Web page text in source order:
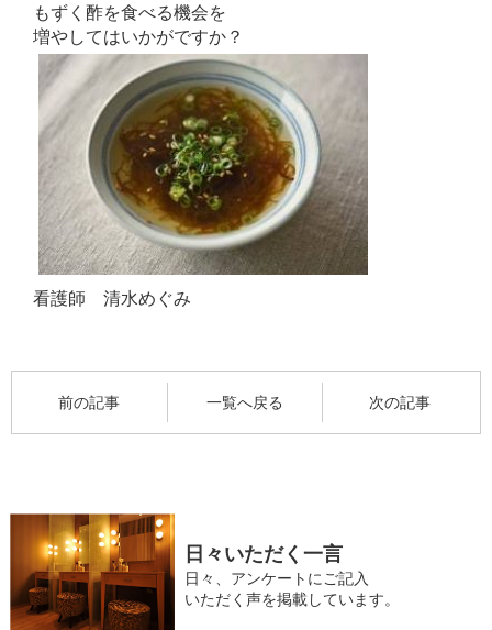
もずく酢を食べる機会を
増やしてはいかがですか？
看護師 清水めぐみ
前の記事 一覧へ戻る 次の記事
日々いただく一言
日々、アンケートにご記入
いただく声を掲載しています。